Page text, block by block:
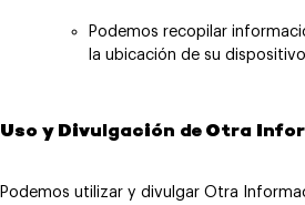
Podemos recopilar
la ubicación de su
Uso y Divulgación de Otra
Podemos utilizar y divulgar Otra